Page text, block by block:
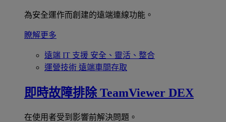
為安全運作而創建的遠端連線功能。
瞭解更多
遠端 IT 支援 安全、靈活、整合
運營技術 遠端車間存取
即時故障排除 TeamViewer DEX
在使用者受到影響前解決問題。